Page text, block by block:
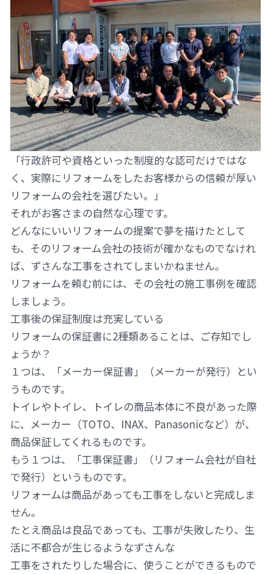
「行政許可や資格といった制度的な認可だけではな
く、実際にリフォームをしたお客様からの信頼が厚い
リフォームの会社を選びたい。」
それがお客さまの自然な心理です。
どんなにいいリフォームの提案で夢を描けたとして
も、そのリフォーム会社の技術が確かなものでなけれ
ば、ずさんな工事をされてしまいかねません。
リフォームを頼む前には、その会社の施工事例を確認
しましょう。
工事後の保証制度は充実している
リフォームの保証書に2種類あることは、ご存知でし
ょうか？
１つは、「メーカー保証書」（メーカーが発行）とい
うものです。
トイレやトイレ、トイレの商品本体に不良があった際
に、メーカー（TOTO、INAX、Panasonicなど）が、
商品保証してくれるものです。
もう１つは、「工事保証書」（リフォーム会社が自社
で発行）というものです。
リフォームは商品があっても工事をしないと完成しま
せん。
たとえ商品は良品であっても、工事が失敗したり、生
活に不都合が生じるようなずさんな
工事をされたりした場合に、使うことができるもので